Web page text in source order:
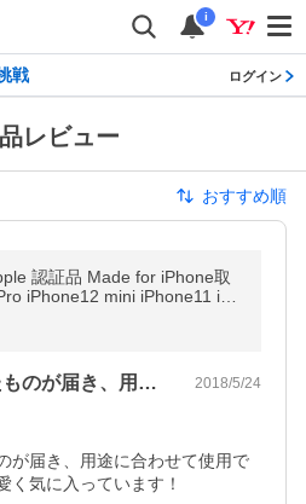
i
戦 ログイン
レビュー
おすすめ順
認証品 Made for iPhone取
iPhone12 mini iPhone11 iPh
iPad ライトニング 充電 ケ
３本とも長さが違ったものが届き、用途に… 2018/5/24
が届き、用途に合わせて使用で
く気に入っています！